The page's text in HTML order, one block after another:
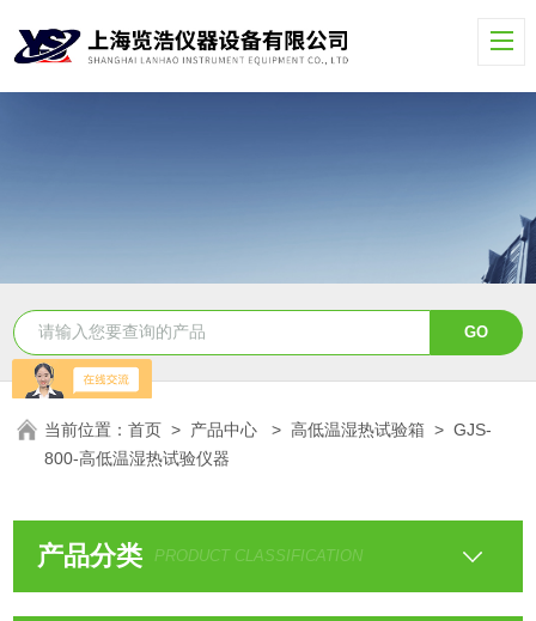
当前位置：首页 > 产品中心 >高低温湿热试验箱 >GJS-
800-高低温湿热试验仪器
产品分类 PRODUCT CLASSIFICATION